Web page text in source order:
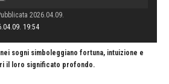
19:54
2026.04.09.
sogni simboleggiano fortuna, intuizione e
il loro significato profondo.